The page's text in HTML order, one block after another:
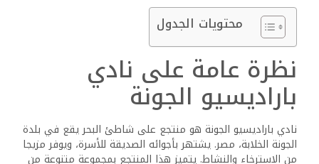
محتويات الجدول
نظرة عامة على نادي
باراديسيو الجونة
نادي باراديسيو الجونة هو منتجع على شاطئ البحر يقع في بلدة
الجونة الخلابة، مصر. يشتهر بأجوائه الصديقة للأسرة، ويوفر مزيجا
من الاسترخاء والنشاط. يتميز هذا المنتجع بمجموعة متنوعة من